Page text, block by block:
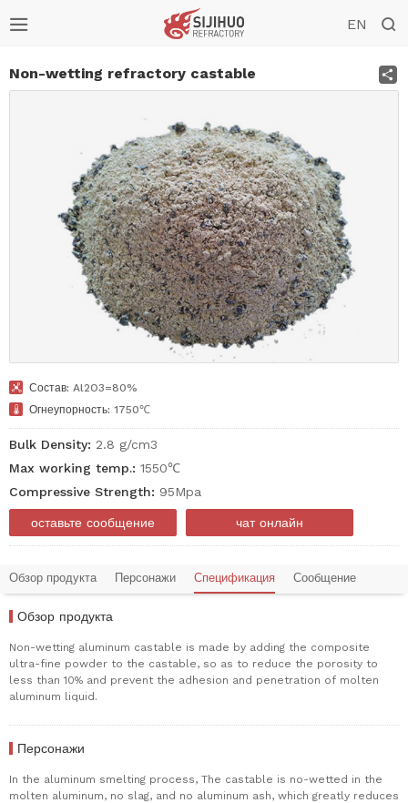
 EN 
Non-wetting refractory castable
Silica ramming mass
 Состав: Al2O3=80%
 Огнеупорность: 1750℃
Bulk Density: 2.8 g/cm3
Max working temp.: 1550℃
Compressive Strength: 95Mpa
оставьте сообщение чат онлайн
Обзор продукта Персонажи Спецификация Сообщение
Обзор продукта
Non-wetting aluminum castable is made by adding the composite
ultra-fine powder to the castable, so as to reduce the porosity to
less than 10% and prevent the adhesion and penetration of molten
aluminum liquid.
Персонажи
In the aluminum smelting process, The castable is no-wetted in the
molten aluminum, no slag, and no aluminum ash, which greatly reduces